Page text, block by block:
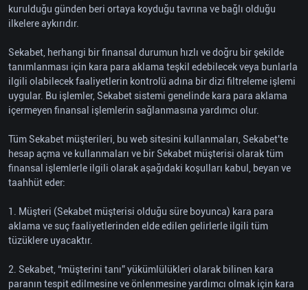
kurulduğu günden beri ortaya koyduğu tavrına ve bağlı olduğu
ilkelere aykırıdır.
Sekabet, herhangi bir finansal durumun hızlı ve doğru bir şekilde
tanımlanması için kara para aklama teşkil edebilecek veya bunlarla
ilgili olabilecek faaliyetlerin kontrolü adına bir dizi filtreleme işlemi
uygular. Bu işlemler, Sekabet sistemi genelinde kara para aklama
içermeyen finansal işlemlerin sağlanmasına yardımcı olur.
Tüm Sekabet müşterileri, bu web sitesini kullanmaları, Sekabet'te
hesap açma ve kullanmaları ve bir Sekabet müşterisi olarak tüm
finansal işlemlerle ilgili olarak aşağıdaki koşulları kabul, beyan ve
taahhüt eder:
1. Müşteri (Sekabet müşterisi olduğu süre boyunca) kara para
aklama ve suç faaliyetlerinden elde edilen gelirlerle ilgili tüm
tüzüklere uyacaktır.
2. Sekabet, “müşterini tanı” yükümlülükleri olarak bilinen kara
paranın tespit edilmesine ve önlenmesine yardımcı olmak için kara